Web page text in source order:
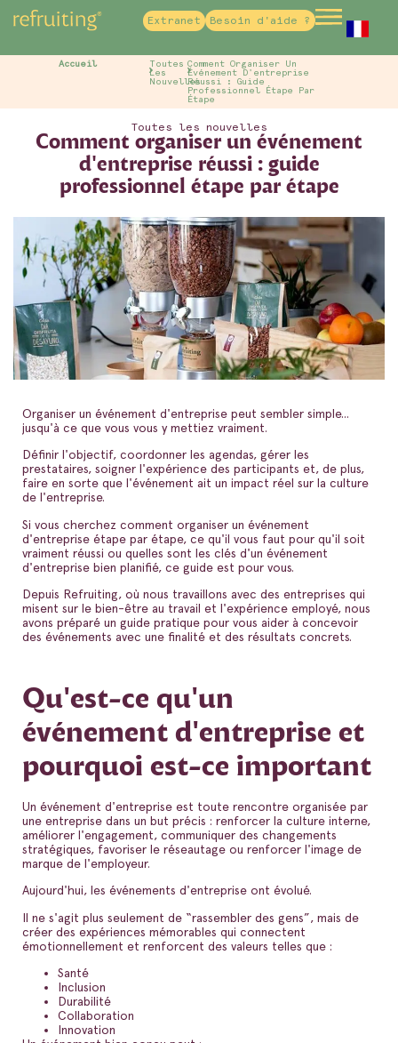
Extranet Besoin d'aide ?
Accueil
Toutes
Les
Nouvelles
Comment Organiser Un
Événement D'entreprise
Réussi : Guide
Professionnel Étape Par
Étape
Toutes les nouvelles
Comment organiser un événement
d'entreprise réussi : guide
professionnel étape par étape
Organiser un événement d'entreprise peut sembler simple...
jusqu'à ce que vous vous y mettiez vraiment.
Définir l'objectif, coordonner les agendas, gérer les
prestataires, soigner l'expérience des participants et, de plus,
faire en sorte que l'événement ait un impact réel sur la culture
de l'entreprise.
Si vous cherchez comment organiser un événement
d'entreprise étape par étape, ce qu'il vous faut pour qu'il soit
vraiment réussi ou quelles sont les clés d'un événement
d'entreprise bien planifié, ce guide est pour vous.
Depuis Refruiting, où nous travaillons avec des entreprises qui
misent sur le bien-être au travail et l'expérience employé, nous
avons préparé un guide pratique pour vous aider à concevoir
des événements avec une finalité et des résultats concrets.
Qu'est-ce qu'un
événement d'entreprise et
pourquoi est-ce important
Un événement d'entreprise est toute rencontre organisée par
une entreprise dans un but précis : renforcer la culture interne,
améliorer l'engagement, communiquer des changements
stratégiques, favoriser le réseautage ou renforcer l'image de
marque de l'employeur.
Aujourd'hui, les événements d'entreprise ont évolué.
Il ne s'agit plus seulement de “rassembler des gens”, mais de
créer des expériences mémorables qui connectent
émotionnellement et renforcent des valeurs telles que :
Santé
Inclusion
Durabilité
Collaboration
Innovation